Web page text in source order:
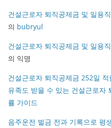
건설근로자 퇴직공제금 및 일용
의 bubryul
건설근로자 퇴직공제금 및 일용
의 익명
건설근로자 퇴직공제금 252일
유족도 받을 수 있는 건설근로자
률 가이드
음주운전 벌금 전과 기록으로 평